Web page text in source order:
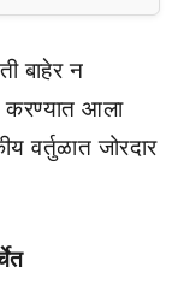
बाहेर न
करण्यात आला
वर्तुळात जोरदार